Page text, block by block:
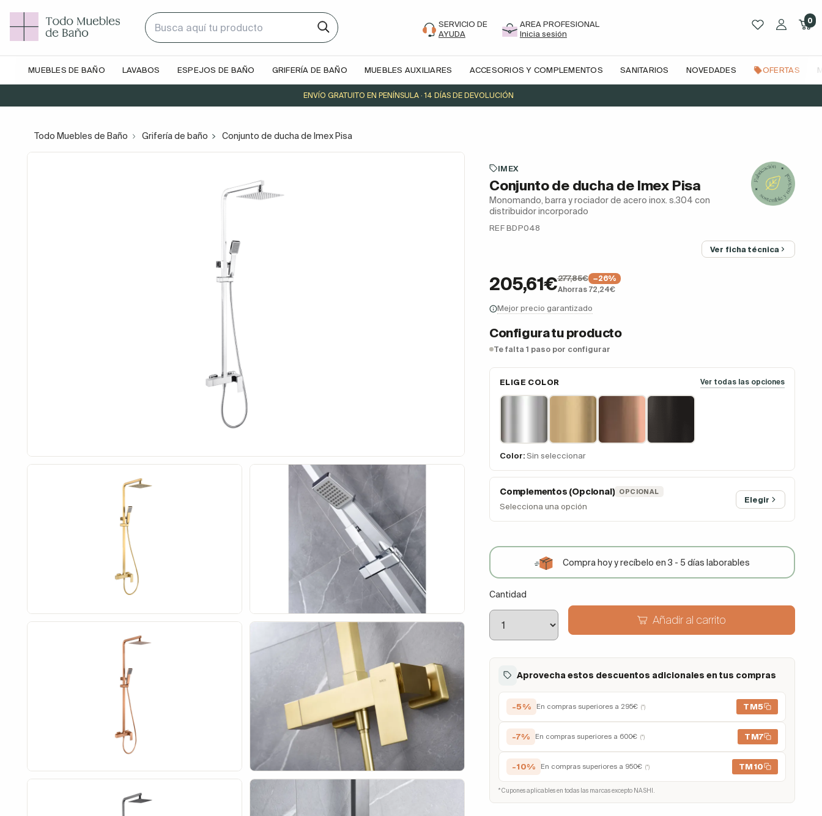
SERVICIO DE
AYUDA
AREA PROFESIONAL
Inicia sesión
0
MUEBLES DE BAÑO LAVABOS ESPEJOS DE BAÑO GRIFERÍA DE BAÑO MUEBLES AUXILIARES ACCESORIOS Y COMPLEMENTOS SANITARIOS NOVEDADES OFERTAS
ENVÍO GRATUITO EN PENÍNSULA · 14 DÍAS DE DEVOLUCIÓN
Todo Muebles de Baño Grifería de baño Conjunto de ducha de Imex Pisa
IMEX
Conjunto de ducha de Imex Pisa
Monomando, barra y rociador de acero inox. s.304 con
distribuidor incorporado
REF BDP048
Ver ficha técnica
205,61€277,85€
−26%
Ahorras 72,24€
Mejor precio garantizado
Configura tu producto
Te falta 1 paso por configurar
ELIGE COLOR Ver todas las opciones
Color: Sin seleccionar
Complementos (Opcional) OPCIONAL
Selecciona una opción
Elegir
Compra hoy y recíbelo en 3 - 5 días laborables
Cantidad
Añadir al carrito
Aprovecha estos descuentos adicionales en tus compras
-5% En compras superiores a 295€ (*) TM5
-7% En compras superiores a 600€ (*) TM7
-10% En compras superiores a 950€ (*) TM10
* Cupones aplicables en todas las marcas excepto NASHI.